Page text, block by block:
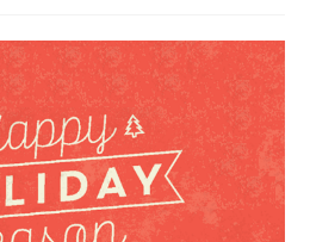
hijo
menú
hijo
el
menú
hijo